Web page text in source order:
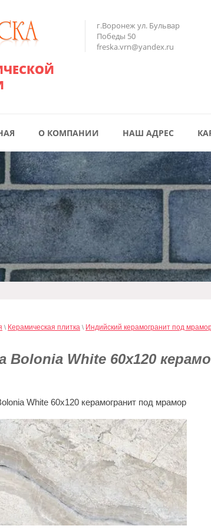
г.Воронеж ул. Бульвар
Победы 50
freska.vrn@yandex.ru
О КОМПАНИИ НАШ АДРЕС
\ Керамическая плитка \ Индийский керамогранит под
Bolonia White 60х120
White 60х120 керамогранит под мрамор